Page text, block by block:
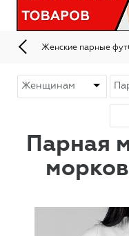
Женские парные
Парная